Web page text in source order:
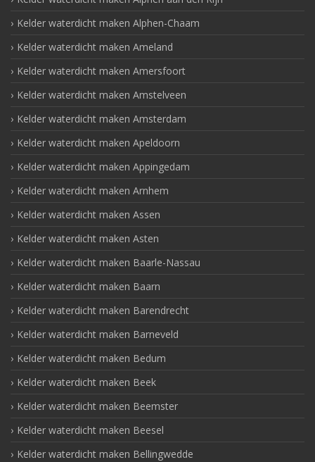
Kelder waterdicht maken Alphen-Chaam
Kelder waterdicht maken Ameland
Kelder waterdicht maken Amersfoort
Kelder waterdicht maken Amstelveen
Kelder waterdicht maken Amsterdam
Kelder waterdicht maken Apeldoorn
Kelder waterdicht maken Appingedam
Kelder waterdicht maken Arnhem
Kelder waterdicht maken Assen
Kelder waterdicht maken Asten
Kelder waterdicht maken Baarle-Nassau
Kelder waterdicht maken Baarn
Kelder waterdicht maken Barendrecht
Kelder waterdicht maken Barneveld
Kelder waterdicht maken Bedum
Kelder waterdicht maken Beek
Kelder waterdicht maken Beemster
Kelder waterdicht maken Beesel
Kelder waterdicht maken Bellingwedde